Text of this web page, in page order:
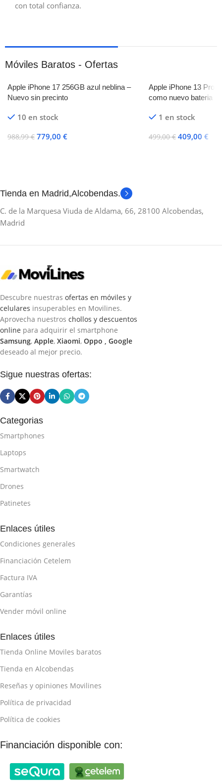
con total confianza.
Móviles Baratos - Ofertas
Apple iPhone 17 256GB azul neblina –
Nuevo sin precinto
10 en stock
988,99€ 779,00 €
Apple iPhone 13 Pro
como nuevo bateria
1 en stock
499,00€ 409,00€
Tienda en Madrid,Alcobendas.
C. de la Marquesa Viuda de Aldama, 66, 28100 Alcobendas,
Madrid
Descubre nuestras ofertas en móviles y
celulares insuperables en Movilines.
Aprovecha nuestros chollos y descuentos
online para adquirir el smartphone
Samsung, Apple, Xiaomi, Oppo , Google
deseado al mejor precio.
Sigue nuestras ofertas:
Categorias
Smartphones
Laptops
Smartwatch
Drones
Patinetes
Enlaces útiles
Condiciones generales
Financiación Cetelem
Factura IVA
Garantías
Vender móvil online
Enlaces útiles
Tienda Online Moviles baratos
Tienda en Alcobendas
Reseñas y opiniones Movilines
Política de privacidad
Política de cookies
Financiación disponible con: